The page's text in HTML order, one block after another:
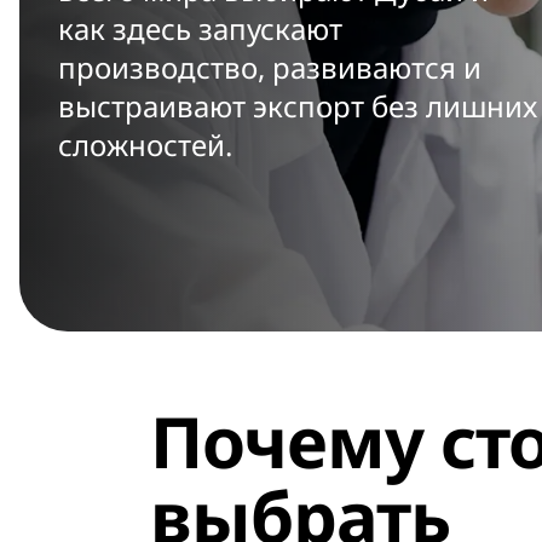
как здесь запускают
производство, развиваются и
выстраивают экспорт без лишних
сложностей.
Почему
выбрать